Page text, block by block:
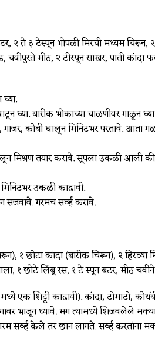
२ ते ३ टेस्पून भोपळी मिरची मध्यम
चवीपुरते मीठ, २ टीस्पून साखर, पाती कांदा
घ्या. बारीक भोकाच्या चाळणीवर गाळून
गाजर, कोबी घालून मिनिटभर परतावे.
मिश्रण तयार करावे. सूपला उकळी आली की
उकळी काढावी.
सजवावे. गरमच सर्व्ह करावे.
छोटा कांदा (बारीक चिरून), २ हिरव्या
१ छोटे लिंबू रस, १ टे स्पून बटर, मीठ
शिट्टी काढावी). कांदा, टोमाटो,
भाजून घ्यावे. मग त्यामध्ये शिजवलेले
सर्व्ह केले तर छान लागते. सर्व्ह करतांना